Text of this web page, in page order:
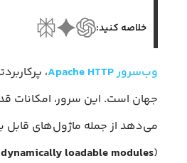
خلاصه کنید:
وب‌سرورApache HTTP،
جهان است. این سرور، امکانات
می‌دهد از جمله ماژول‌های قابل
(
dynamically loadable modules